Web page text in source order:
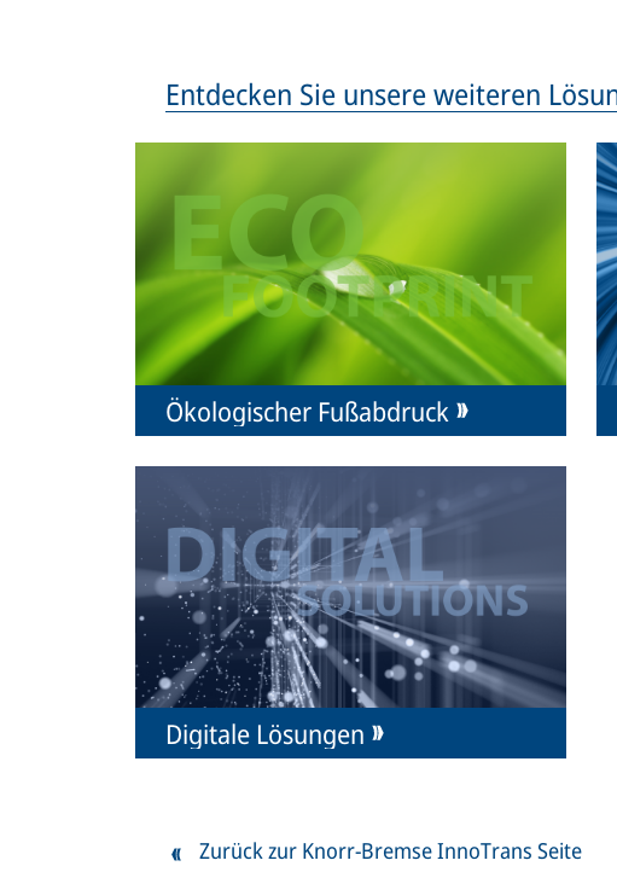
Entdecken Sie unsere weiteren
Ökologischer Fußabdruck
Digitale Lösungen
Zurück zur Knorr-Bremse InnoTrans Seite